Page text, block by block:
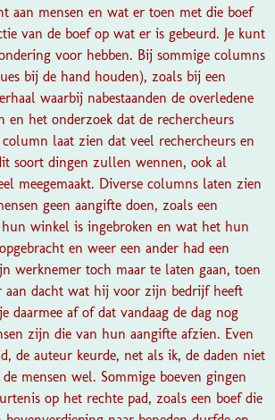
aan mensen en wat er toen met die boef
van de boef op wat er is gebeurd. Je kunt
voor hebben. Bij sommige columns
bij de hand houden), zoals bij een
waarbij nabestaanden de overledene
en het onderzoek dat de rechercheurs
laat zien dat veel rechercheurs en
soort dingen zullen wennen, ook al
meegemaakt. Diverse columns laten zien
geen aangifte doen, zoals een
winkel is ingebroken en wat het hun
en weer een ander had een
werknemer toch maar te laten gaan, toen
aan dacht wat hij voor zijn bedrijf heeft
daarmee af of dat vandaag de dag nog
zijn die van hun aangifte afzien. Even
de auteur keurde, net als ik, de daden niet
de mensen wel. Sommige boeven gingen
op het rechte pad, zoals een boef die